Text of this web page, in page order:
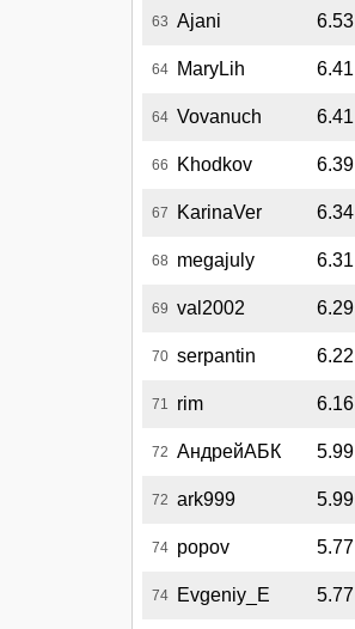
63 Ajani 6.53
64 MaryLih 6.41
64 Vovanuch 6.41
66 Khodkov 6.39
67 KarinaVer 6.34
68 megajuly 6.31
69 val2002 6.29
70 serpantin 6.22
71 rim 6.16
72 АндрейАБК 5.99
72 ark999 5.99
74 popov 5.77
74 Evgeniy_E 5.77